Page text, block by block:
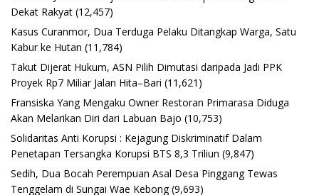
Dekat Rakyat (12,457)
Kasus Curanmor, Dua Terduga Pelaku Ditangkap Warga, Satu
Kabur ke Hutan (11,784)
Takut Dijerat Hukum, ASN Pilih Dimutasi daripada Jadi PPK
Proyek Rp7 Miliar Jalan Hita–Bari (11,621)
Fransiska Yang Mengaku Owner Restoran Primarasa Diduga
Akan Melarikan Diri dari Labuan Bajo (10,753)
Solidaritas Anti Korupsi : Kejagung Diskriminatif Dalam
Penetapan Tersangka Korupsi BTS 8,3 Triliun (9,847)
Sedih, Dua Bocah Perempuan Asal Desa Pinggang Tewas
Tenggelam di Sungai Wae Kebong (9,693)